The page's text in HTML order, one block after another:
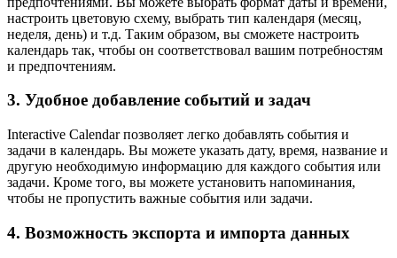
настроить цветовую схему, выбрать тип календаря (месяц,
неделя, день) и т.д. Таким образом, вы сможете настроить
календарь так, чтобы он соответствовал вашим потребностям
и предпочтениям.
3. Удобное добавление событий и задач
Interactive Calendar позволяет легко добавлять события и
задачи в календарь. Вы можете указать дату, время, название и
другую необходимую информацию для каждого события или
задачи. Кроме того, вы можете установить напоминания,
чтобы не пропустить важные события или задачи.
4. Возможность экспорта и импорта данных